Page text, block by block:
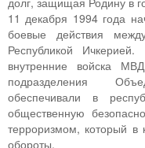
11 декабря 1994 года
боевые действия
Республикой
внутренние войска
подразделения
обеспечивали в
общественную
терроризмом, который в
обороты.